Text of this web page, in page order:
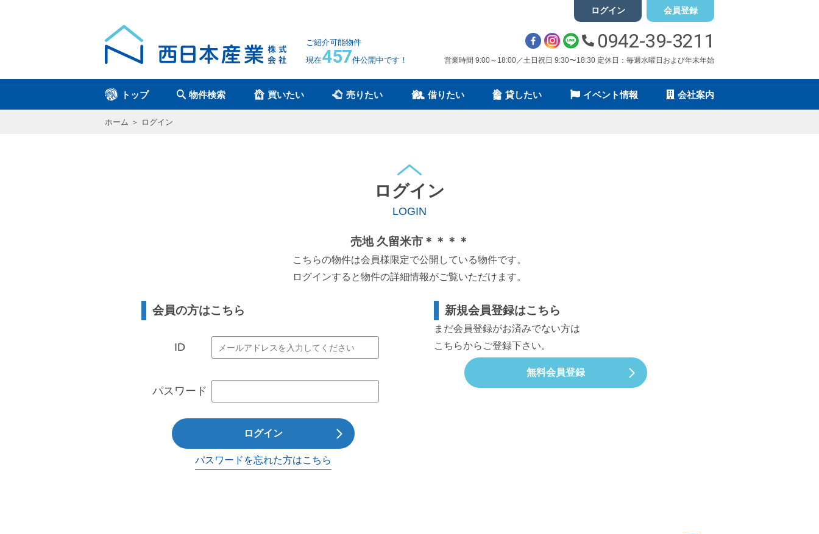
ご紹介可能物件
現在457件公開中です！
ログイン 会員登録
0942-39-3211
営業時間 9:00～18:00／土日祝日 9:30〜18:30 定休日：毎週水曜日および年末年始
トップ 物件検索 買いたい 売りたい 借りたい 貸したい イベント情報 会社案内
ホーム ログイン
ログイン
LOGIN
売地 久留米市＊＊＊＊
こちらの物件は会員様限定で公開している物件です。
ログインすると物件の詳細情報がご覧いただけます。
会員の方はこちら
ID
パスワード
ログイン
パスワードを忘れた方はこちら
新規会員登録はこちら
まだ会員登録がお済みでない方は
こちらからご登録下さい。
無料会員登録